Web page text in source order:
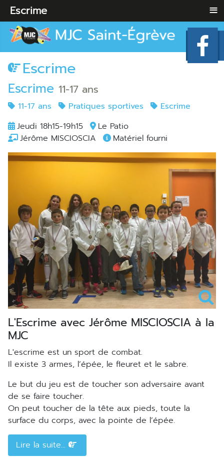
Escrime
Escrime 11-17 ans
11-17 ans Pratiques sportives
Escrime
Jeudi 18h15-19h15
Le Patio
Jérôme MISCIOSCIA
Matériel fourni
L'Escrime avec Jérôme MISCIOSCIA à la
MJC
L'escrime est un sport de combat.
Il existe 3 armes, l’épée, le fleuret et le sabre.
Le but du jeu est de toucher son adversaire avant
de se faire toucher.
On peut toucher de la tête aux pieds, toute la
surface du corps, avec la pointe de l’épée.
Lire la suite...
Escrime ≡